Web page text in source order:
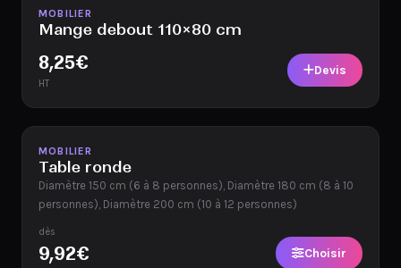
Disponible
MOBILIER
Mange debout 110×80 cm
8,25€
HT
Devis
Disponible
MOBILIER
Table ronde
Diamètre 150 cm (6 à 8 personnes), Diamètre 180 cm (8 à 10
personnes), Diamètre 200 cm (10 à 12 personnes)
dès
9,92€ Choisir